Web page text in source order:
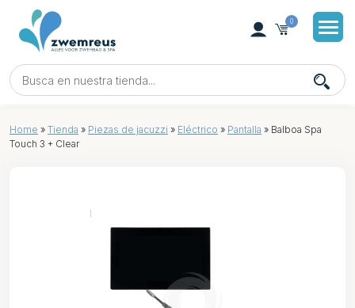
0
Home » Tienda » Piezas de jacuzzi » Eléctrico » Pantalla » Balboa Spa
Touch 3 + Clear